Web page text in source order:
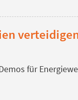
für